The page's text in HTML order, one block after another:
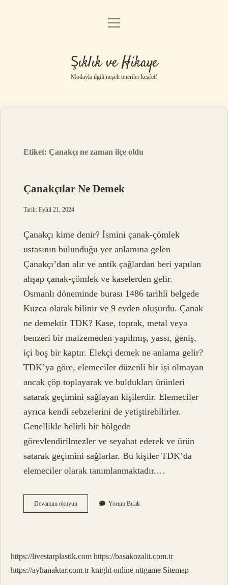
Gizlilik Politikası
Yasal Uyarı
menüyü
Şıklık ve Hikaye
Modayla ilgili neşeli öneriler keşfet!
Etiket:Çanakçı ne zaman ilçe oldu
Çanakçılar Ne Demek
Tarih: Eylül 21, 2024
Çanakçı kime denir? İsmini çanak-çömlek
ustasının bulunduğu yer anlamına gelen
Çanakçı’dan alır ve antik çağlardan beri yapılan
ahşap çanak-çömlek ve kaselerden gelir.
Osmanlı döneminde burası 1486 tarihli belgede
Kuzca olarak bilinir ve 9 evden oluşurdu. Çanak
ne demektir TDK? Kase, toprak, metal veya
benzeri bir malzemeden yapılmış, yassı, geniş,
içi boş bir kaptır. Elekçi demek ne anlama gelir?
TDK’ya göre, elemeciler düzenli bir işi olmayan
ancak çöp toplayarak ve buldukları ürünleri
satarak geçimini sağlayan kişilerdir. Elemeciler
ayrıca kendi sebzelerini de yetiştirebilirler.
Genellikle belirli bir bölgede
görevlendirilmezler ve seyahat ederek ve ürün
satarak geçimini sağlarlar. Bu kişiler TDK’da
elemeciler olarak tanımlanmaktadır.…
Devamını okuyunÇanakçılar
Ne
Yorum Bırak
https://livestarplastik.com https://basakozalit.com.tr
https://ayhanaktar.com.tr knight online nttgame Sitemap